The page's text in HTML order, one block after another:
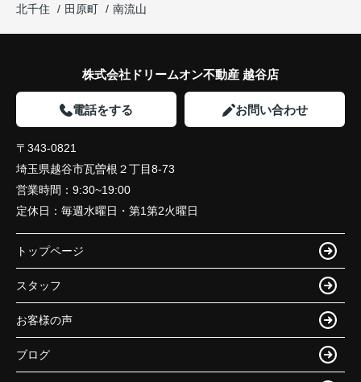
北千住
田原町 南流山
株式会社ドリームオン不動産 越谷店
電話をする お問い合わせ
〒343-0821
埼玉県越谷市瓦曽根２丁目8-73
営業時間： 9:30~19:00
定休日： 毎週水曜日・第1第2火曜日
トップページ
スタッフ
お客様の声
ブログ